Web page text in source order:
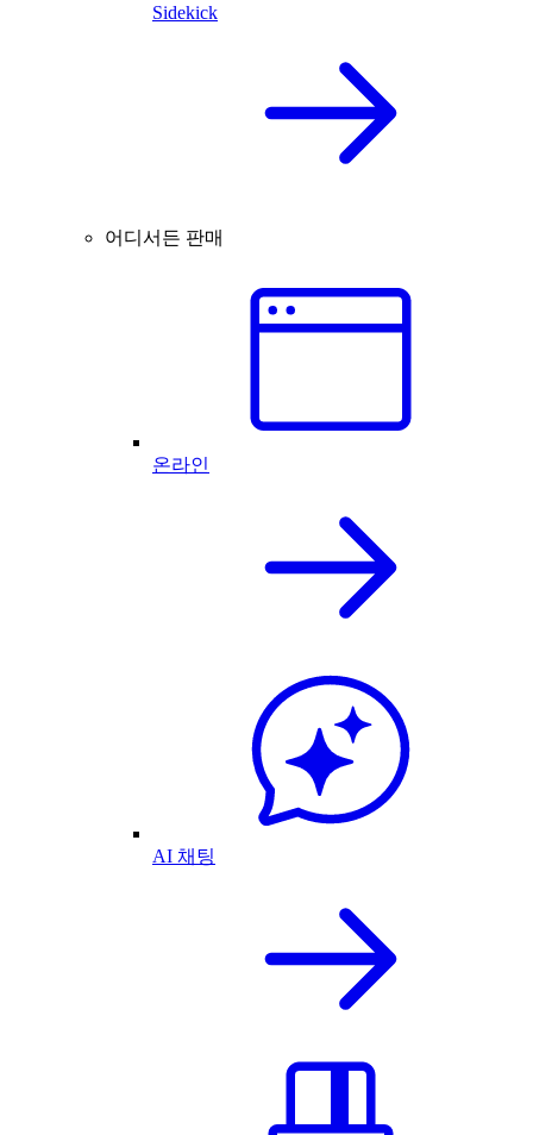
Sidekick
어디서든 판매
온라인
AI 채팅